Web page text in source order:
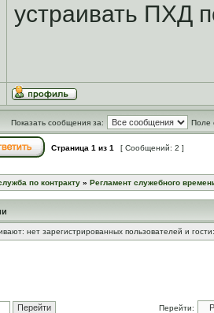
устраивать ПХД
Показать сообщения за: Поле
Страница 1 из 1 [ Сообщений: 2 ]
по контракту » Регламент служебного
нет зарегистрированных пользователей и
Перейти: